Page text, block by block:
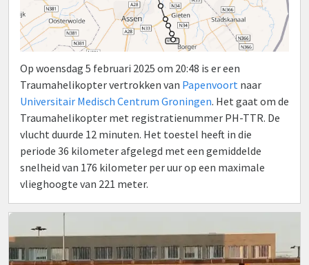
Op woensdag 5 februari 2025 om 20:48 is er een
Traumahelikopter vertrokken van Papenvoort naar
Universitair Medisch Centrum Groningen. Het gaat om de
Traumahelikopter met registratienummer PH-TTR. De
vlucht duurde 12 minuten. Het toestel heeft in die
periode 36 kilometer afgelegd met een gemiddelde
snelheid van 176 kilometer per uur op een maximale
vlieghoogte van 221 meter.